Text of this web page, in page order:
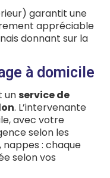
garantit une
appréciable
donnant sur la
à domicile
unservice de
. L’intervenante
avec votre
selon les
nappes : chaque
selon vos